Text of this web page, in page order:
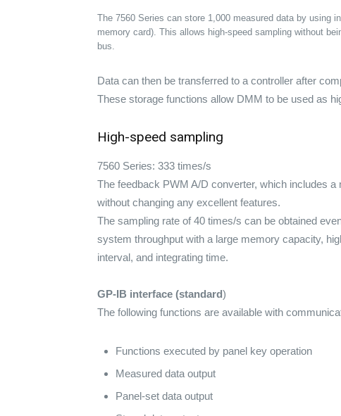
The 7560 Series can store 1,000 measured data by using
memory card). This allows high-speed sampling without
bus.
Data can then be transferred to a controller after
These storage functions allow DMM to be used as
High-speed sampling
7560 Series: 333 times/s
The feedback PWM A/D converter, which includes
without changing any excellent features.
The sampling rate of 40 times/s can be obtained
system throughput with a large memory capacity,
interval, and integrating time.
GP-IB interface (standard)
The following functions are available with
Functions executed by panel key operation
Measured data output
Panel-set data output